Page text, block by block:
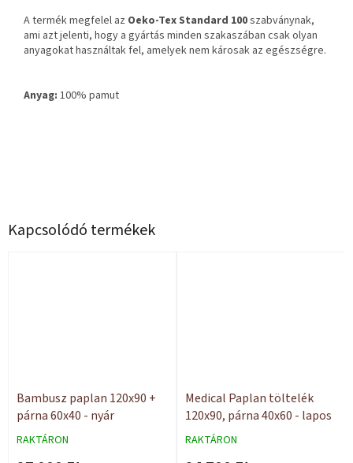
Kapcsolódó termékek
Bambusz paplan 120x90 +
párna 60x40 - nyár
RAKTÁRON
Medical Paplan töltelék
120x90, párna 40x60 - lapos
RAKTÁRON
A termék megfelel az Oeko-Tex Standard 100szabványnak,
ami azt jelenti, hogy a gyártás minden szakaszában csak olyan
anyagokat használtak fel, amelyek nem károsak az egészségre.
Anyag: 100% pamut